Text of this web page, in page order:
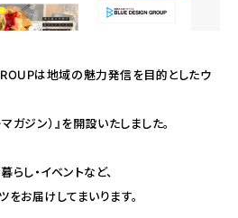
は地域の魅力発信を目的としたウ
ジン）』を開設いたしました。
らし・イベントなど、
をお届けしてまいります。